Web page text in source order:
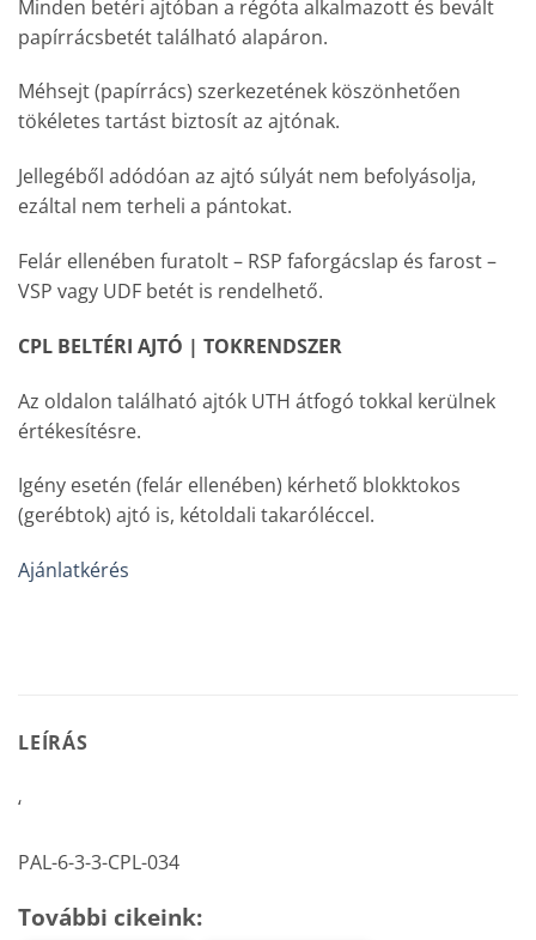
Minden betéri ajtóban a régóta alkalmazott és bevált
papírrácsbetét található alapáron.
Méhsejt (papírrács) szerkezetének köszönhetően
tökéletes tartást biztosít az ajtónak.
Jellegéből adódóan az ajtó súlyát nem befolyásolja,
ezáltal nem terheli a pántokat.
Felár ellenében furatolt – RSP faforgácslap és farost –
VSP vagy UDF betét is rendelhető.
CPL BELTÉRI AJTÓ | TOKRENDSZER
Az oldalon található ajtók UTH átfogó tokkal kerülnek
értékesítésre.
Igény esetén (felár ellenében) kérhető blokktokos
(gerébtok) ajtó is, kétoldali takaróléccel.
Ajánlatkérés
LEÍRÁS
‘
PAL-6-3-3-CPL-034
További cikeink: